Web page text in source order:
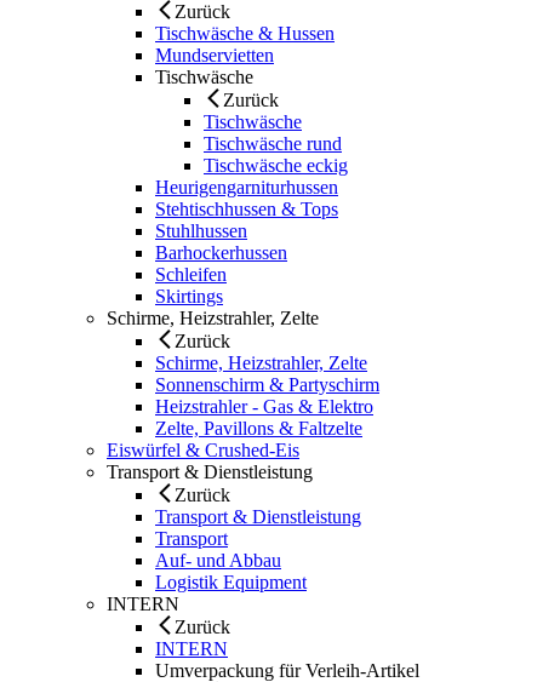
Zurück
Tischwäsche & Hussen
Mundservietten
Tischwäsche
Zurück
Tischwäsche
Tischwäsche rund
Tischwäsche eckig
Heurigengarniturhussen
Stehtischhussen & Tops
Stuhlhussen
Barhockerhussen
Schleifen
Skirtings
Schirme, Heizstrahler, Zelte
Zurück
Schirme, Heizstrahler, Zelte
Sonnenschirm & Partyschirm
Heizstrahler - Gas & Elektro
Zelte, Pavillons & Faltzelte
Eiswürfel & Crushed-Eis
Transport & Dienstleistung
Zurück
Transport & Dienstleistung
Transport
Auf- und Abbau
Logistik Equipment
INTERN
Zurück
INTERN
Umverpackung für Verleih-Artikel